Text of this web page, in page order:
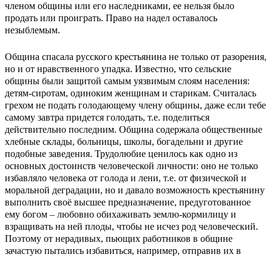
членом общины или его наследниками, ее нельзя было
продать или проиграть. Право на надел оставалось
незыблемым.
Община спасала русского крестьянина не только от разорения,
но и от нравственного упадка. Известно, что сельские
общины были защитой самым уязвимым слоям населения:
детям-сиротам, одиноким женщинам и старикам. Считалась
грехом не подать голодающему члену общины, даже если тебе
самому завтра придется голодать, т.е. поделиться
действительно последним. Община содержала общественные
хлебные склады, больницы, школы, богадельни и другие
подобные заведения. Трудолюбие ценилось как одно из
основных достоинств человеческой личности: оно не только
избавляло человека от голода и лени, т.е. от физической и
моральной деградации, но и давало возможность крестьянину
выполнить своё высшее предназначение, предуготованное
ему богом – любовно обихаживать землю-кормилицу и
взращивать на ней плоды, чтобы не исчез род человеческий.
Поэтому от нерадивых, пьющих работников в общине
зачастую пытались избавиться, например, отправив их в